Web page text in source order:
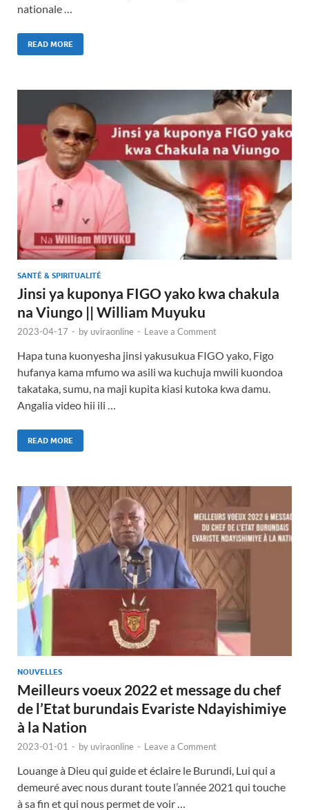
nationale …
READ MORE
SANTÉ & SPIRITUALITÉ
Jinsi ya kuponya FIGO yako kwa chakula
na Viungo || William Muyuku
2023-04-17 - byuviraonline - Leave a Comment
Hapa tuna kuonyesha jinsi yakusukua FIGO yako, Figo
hufanya kama mfumo wa asili wa kuchuja mwili kuondoa
takataka, sumu, na maji kupita kiasi kutoka kwa damu.
Angalia video hii ili …
READ MORE
NOUVELLES
Meilleurs voeux 2022 et message du chef
de l’Etat burundais Evariste Ndayishimiye
à la Nation
2023-01-01 - byuviraonline - Leave a Comment
Louange à Dieu qui guide et éclaire le Burundi, Lui qui a
demeuré avec nous durant toute l’année 2021 qui touche
à sa fin et qui nous permet de voir …